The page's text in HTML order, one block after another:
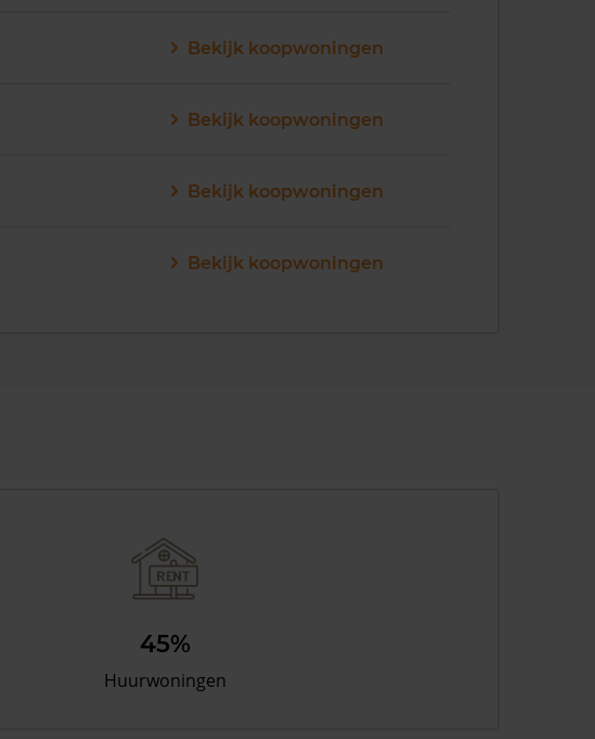
Bekijk koopwoningen
Bekijk koopwoningen
Bekijk koopwoningen
Bekijk koopwoningen
45%
Huurwoningen